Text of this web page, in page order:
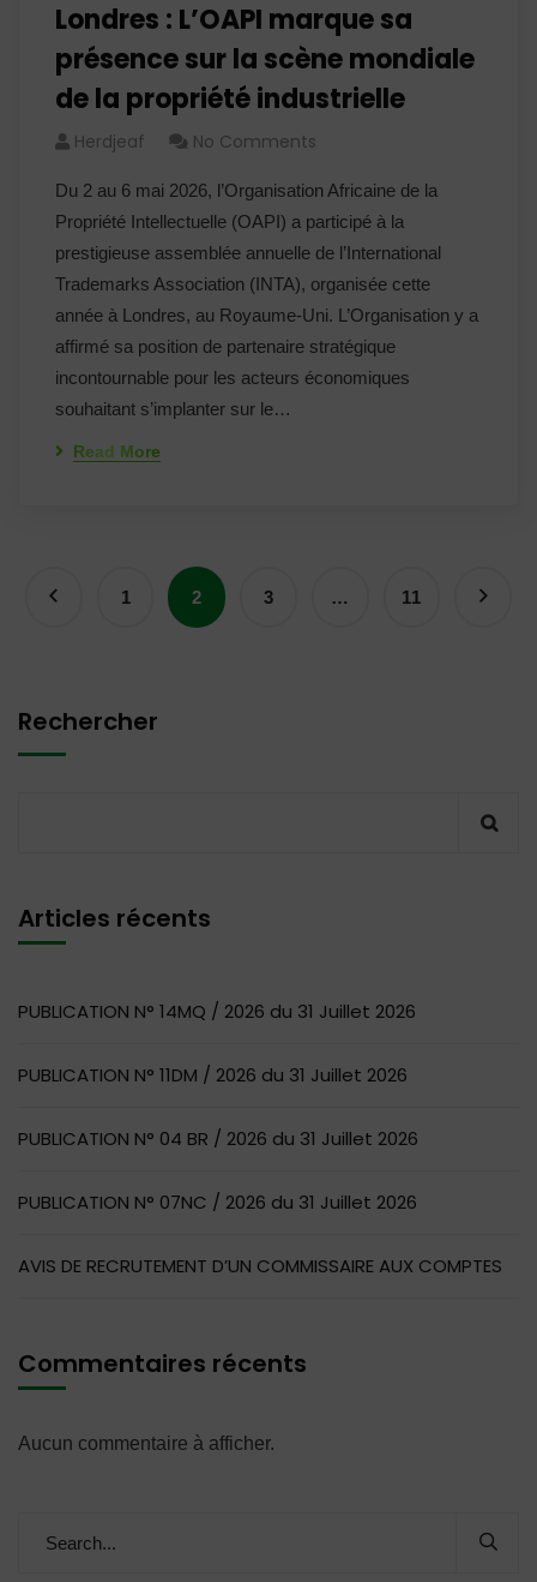
Londres : L’OAPI marque sa
présence sur la scène mondiale
de la propriété industrielle
Herdjeaf No Comments
Du 2 au 6 mai 2026, l’Organisation Africaine de la
Propriété Intellectuelle (OAPI) a participé à la
prestigieuse assemblée annuelle de l’International
Trademarks Association (INTA), organisée cette
année à Londres, au Royaume-Uni. L’Organisation y a
affirmé sa position de partenaire stratégique
incontournable pour les acteurs économiques
souhaitant s’implanter sur le…
Read More
1 2 3 … 11
Rechercher
Articles récents
PUBLICATION N° 14MQ / 2026 du 31 Juillet 2026
PUBLICATION N° 11DM / 2026 du 31 Juillet 2026
PUBLICATION N° 04 BR / 2026 du 31 Juillet 2026
PUBLICATION N° 07NC / 2026 du 31 Juillet 2026
AVIS DE RECRUTEMENT D’UN COMMISSAIRE AUX COMPTES
Commentaires récents
Aucun commentaire à afficher.